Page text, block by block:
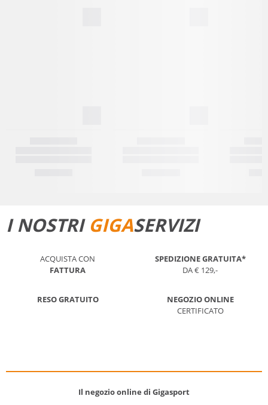
I NOSTRI GIGASERVIZI
ACQUISTA CON
FATTURA
SPEDIZIONE GRATUITA*
DA € 129,-
RESO GRATUITO
NEGOZIO ONLINE
CERTIFICATO
Il negozio online di Gigasport